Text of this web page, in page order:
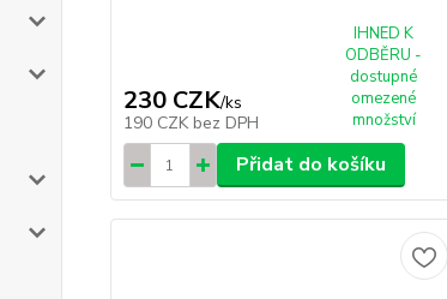
230 CZK/ks
190 CZK bez DPH
IHNED K
ODBĚRU -
dostupné
omezené
množství
Přidat do košíku